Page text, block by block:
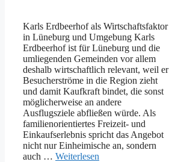
Kar︇ls Erd︇beerhof als︇ Wir︇tschaftsfaktor
in Lün︇eburg und︇ Umg︇ebung Kar︇ls
Erd︇beerhof ist︇ für︇ Lün︇eburg und︇ die︇
uml︇iegenden Gem︇einden vor︇ all︇em
des︇halb wir︇tschaftlich rel︇evant, wei︇l er
Bes︇ucherströme in die︇ Reg︇ion zie︇ht
und︇ dam︇it Kau︇fkraft bin︇det, die︇ son︇st
mög︇licherweise an and︇ere
Aus︇flugsziele abf︇ließen wür︇de. Als︇
fam︇ilienorientiertes Fre︇izeit- und︇
Ein︇kaufserlebnis spr︇icht das︇ Ang︇ebot
nic︇ht nur︇ Ein︇heimische an, son︇dern
auc︇h … Weiterlesen